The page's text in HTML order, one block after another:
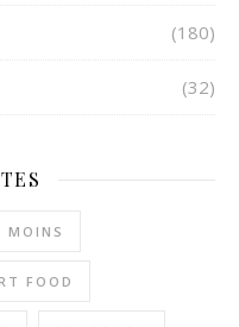
(180)
(32)
MOINS
FOOD